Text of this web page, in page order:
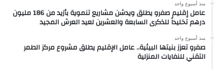
منذ أسبوع واحد
عامل إقليم صفرو يطلق ويدشن مشاريع تنموية بأزيد من 186 مليون
درهم تخليداً للذكرى السابعة والعشرين لعيد العرش المجيد
منذ أسبوع واحد
صفرو تعزز بنيتها البيئية.. عامل الإقليم يطلق مشروع مركز الطمر
التقني للنفايات المنزلية